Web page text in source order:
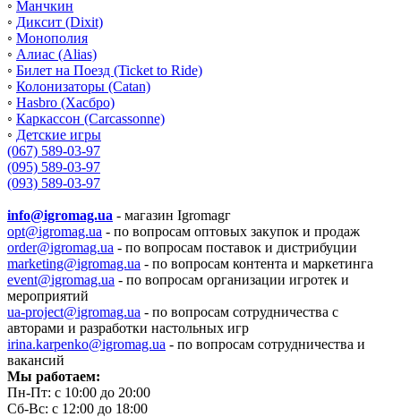
◦ Манчкин
◦ Диксит (Dixit)
◦ Монополия
◦ Алиас (Alias)
◦ Билет на Поезд (Ticket to Ride)
◦ Колонизаторы (Catan)
◦ Hasbro (Хасбро)
◦ Каркассон (Carcassonne)
◦ Детские игры
(067) 589-03-97
(095) 589-03-97
(093) 589-03-97
info@igromag.ua - магазин Igromagг
opt@igromag.ua - по вопросам оптовых закупок и продаж
order@igromag.ua - по вопросам поставок и дистрибуции
marketing@igromag.ua - по вопросам контента и маркетинга
event@igromag.ua - по вопросам организации игротек и
мероприятий
ua-project@igromag.ua - по вопросам сотрудничества с
авторами и разработки настольных игр
irina.karpenko@igromag.ua - по вопросам сотрудничества и
вакансий
Мы работаем:
Пн-Пт: с 10:00 до 20:00
Сб-Вс: с 12:00 до 18:00